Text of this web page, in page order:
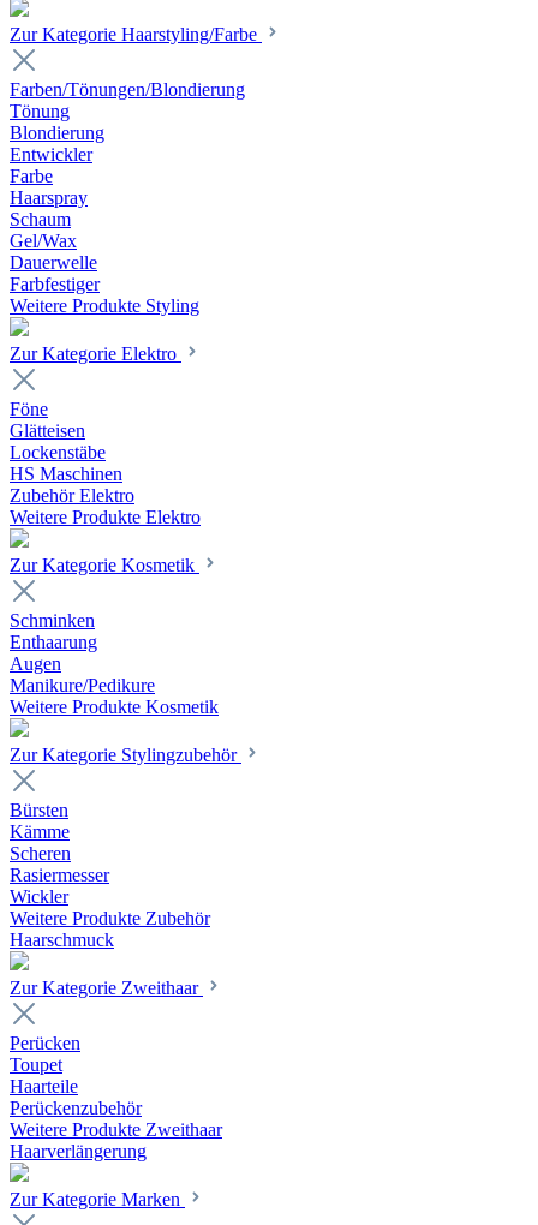
Zur Kategorie Haarstyling/Farbe
Farben/Tönungen/Blondierung
Tönung
Blondierung
Entwickler
Farbe
Haarspray
Schaum
Gel/Wax
Dauerwelle
Farbfestiger
Weitere Produkte Styling
Zur Kategorie Elektro
Föne
Glätteisen
Lockenstäbe
HS Maschinen
Zubehör Elektro
Weitere Produkte Elektro
Zur Kategorie Kosmetik
Schminken
Enthaarung
Augen
Manikure/Pedikure
Weitere Produkte Kosmetik
Zur Kategorie Stylingzubehör
Bürsten
Kämme
Scheren
Rasiermesser
Wickler
Weitere Produkte Zubehör
Haarschmuck
Zur Kategorie Zweithaar
Perücken
Toupet
Haarteile
Perückenzubehör
Weitere Produkte Zweithaar
Haarverlängerung
Zur Kategorie Marken